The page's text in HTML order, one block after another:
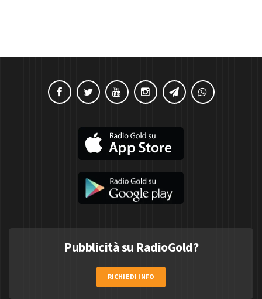
Pubblicità su RadioGold?
RICHIEDI INFO